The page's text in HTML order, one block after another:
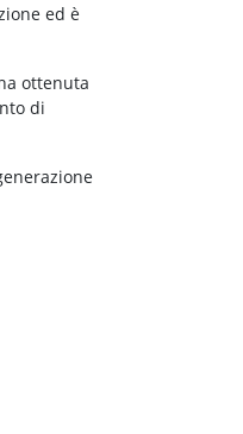
ed è
ottenuta
di